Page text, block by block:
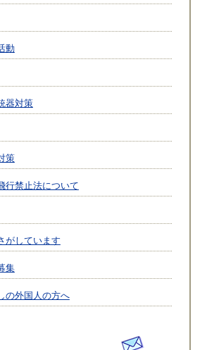
動
器対策
策
行禁止法について
がしています
集
の外国人の方へ